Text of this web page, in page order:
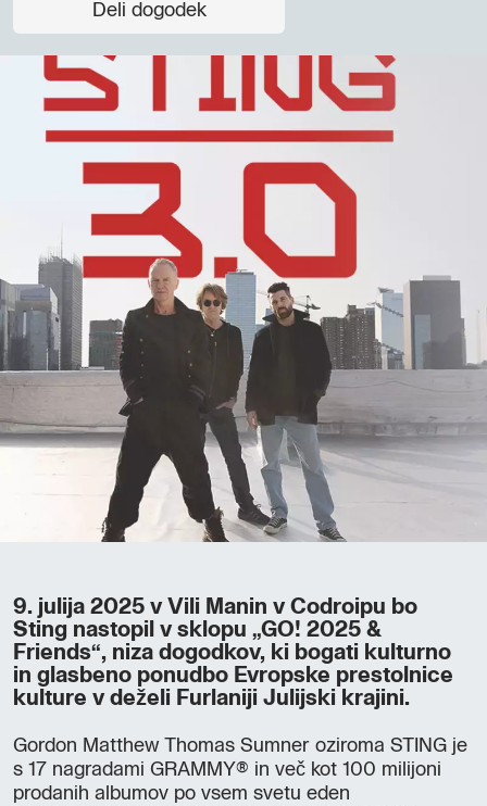
Deli dogodek
9. julija 2025 v Vili Manin v Codroipu bo
Sting nastopil v sklopu „GO! 2025 &
Friends“, niza dogodkov, ki bogati kulturno
in glasbeno ponudbo Evropske prestolnice
kulture v deželi Furlaniji Julijski krajini.
Gordon Matthew Thomas Sumner oziroma STING je
s 17 nagradami GRAMMY® in več kot 100 milijoni
prodanih albumov po vsem svetu eden